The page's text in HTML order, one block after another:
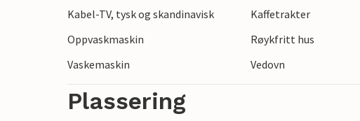
Kabel-TV, tysk og skandinavisk Kaffetrakter
Oppvaskmaskin
Røykfritt hus
Vaskemaskin
Vedovn
Plassering